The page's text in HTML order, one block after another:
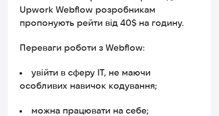
Upwork Webflow розробникам
пропонують рейти від 40$ на годину.
Переваги роботи з Webflow:
увійти в сферу ІТ, не маючи
особливих навичок кодування;
можна працювати на себе;